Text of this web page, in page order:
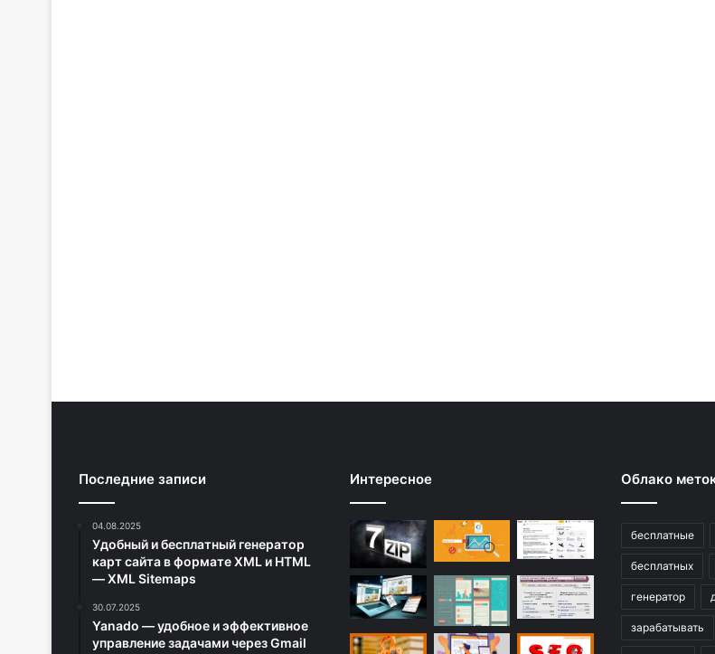
Последние записи
04.08.2025
Удобный и бесплатный генератор
карт сайта в формате XML и HTML
— XML Sitemaps
30.07.2025
Yanado — удобное и эффективное
управление задачами через Gmail
Интересное Облако
бесплатные
бесплатных
генератор
зарабатывать